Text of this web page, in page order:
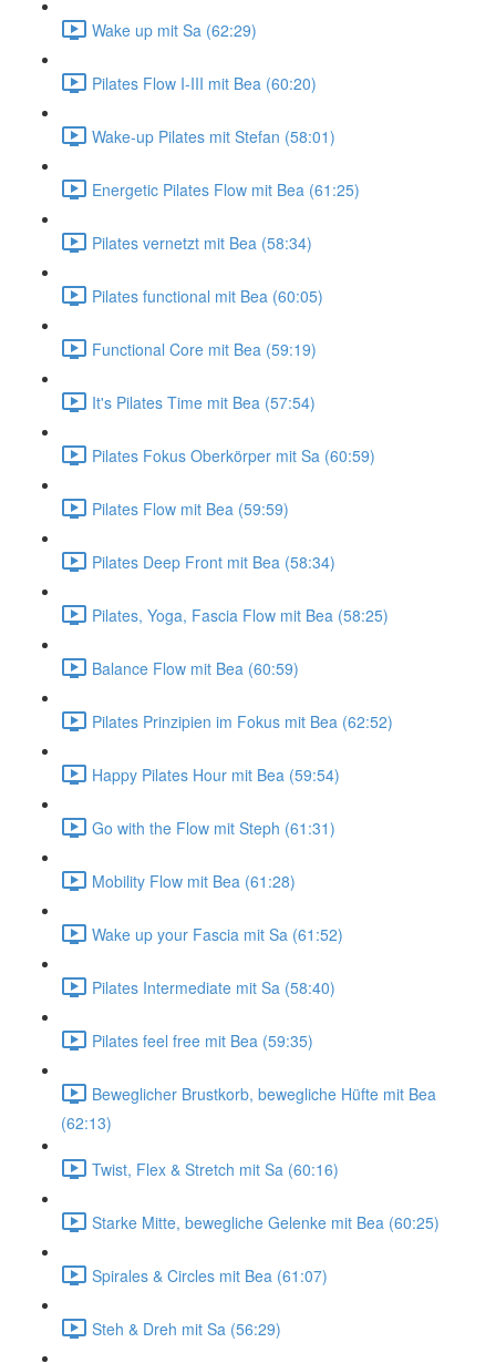
Wake up mit Sa (62:29)
Pilates Flow I-III mit Bea (60:20)
Wake-up Pilates mit Stefan (58:01)
Energetic Pilates Flow mit Bea (61:25)
Pilates vernetzt mit Bea (58:34)
Pilates functional mit Bea (60:05)
Functional Core mit Bea (59:19)
It's Pilates Time mit Bea (57:54)
Pilates Fokus Oberkörper mit Sa (60:59)
Pilates Flow mit Bea (59:59)
Pilates Deep Front mit Bea (58:34)
Pilates, Yoga, Fascia Flow mit Bea (58:25)
Balance Flow mit Bea (60:59)
Pilates Prinzipien im Fokus mit Bea (62:52)
Happy Pilates Hour mit Bea (59:54)
Go with the Flow mit Steph (61:31)
Mobility Flow mit Bea (61:28)
Wake up your Fascia mit Sa (61:52)
Pilates Intermediate mit Sa (58:40)
Pilates feel free mit Bea (59:35)
Beweglicher Brustkorb, bewegliche Hüfte mit Bea
(62:13)
Twist, Flex & Stretch mit Sa (60:16)
Starke Mitte, bewegliche Gelenke mit Bea (60:25)
Spirales & Circles mit Bea (61:07)
Steh & Dreh mit Sa (56:29)